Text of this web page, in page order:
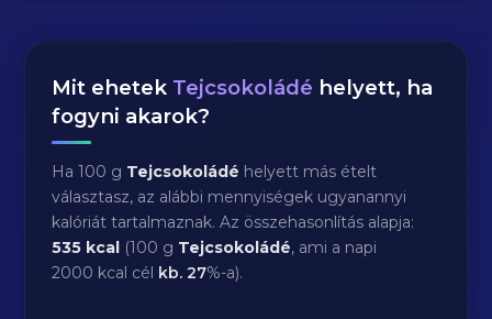
Mit ehetek Tejcsokoládé helyett, ha
fogyni akarok?
Ha 100 g Tejcsokoládé helyett más ételt
választasz, az alábbi mennyiségek ugyanannyi
kalóriát tartalmaznak. Az összehasonlítás alapja:
535 kcal (100 g Tejcsokoládé, ami a napi
2000 kcal cél kb.27%-a).